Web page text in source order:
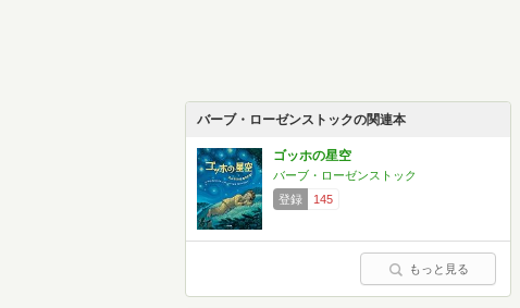
バーブ・ローゼンストックの関連本
ゴッホの星空
バーブ・ローゼンストック
登録
145
もっと見る